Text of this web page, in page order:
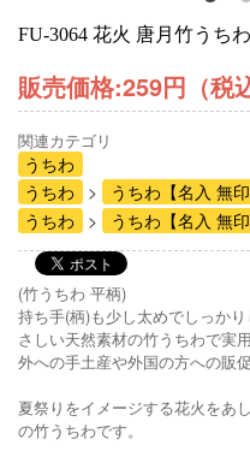
FU-3064 花火 唐月竹うち
販売価格:259円（税
関連カテゴリ
うちわ
うちわ
うちわ【名入 無
うちわ
うちわ【名入 無
(竹うちわ 平柄)
持ち手(柄)も少し太めでしっか
さしい天然素材の竹うちわで実
外への手土産や外国の方への販
夏祭りをイメージする花火をあ
の竹うちわです。